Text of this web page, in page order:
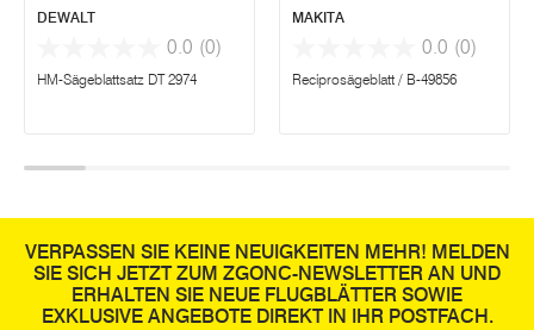
DEWALT
0.0 (0)
HM-Sägeblattsatz DT 2974
MAKITA
0.0 (0)
Reciprosägeblatt / B-49856
VERPASSEN SIE KEINE NEUIGKEITEN MEHR! MELDEN
SIE SICH JETZT ZUM ZGONC-NEWSLETTER AN UND
ERHALTEN SIE NEUE FLUGBLÄTTER SOWIE
EXKLUSIVE ANGEBOTE DIREKT IN IHR POSTFACH.